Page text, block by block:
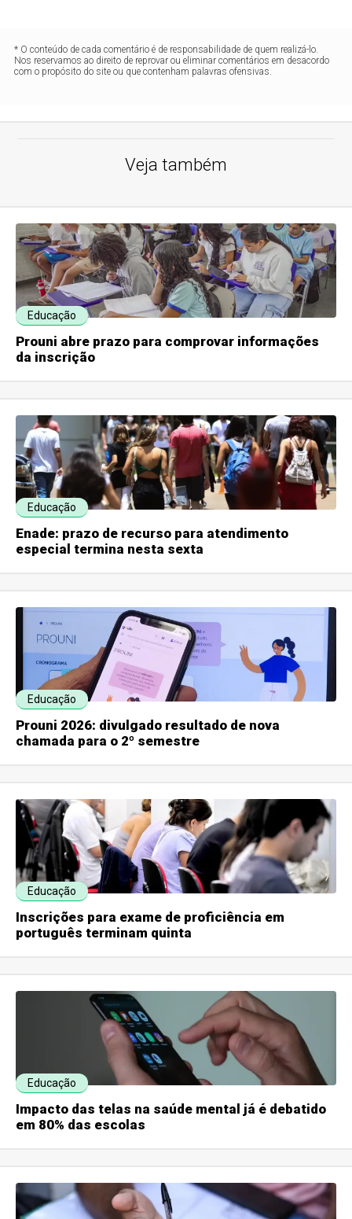
* O conteúdo de cada comentário é de responsabilidade de quem realizá-lo.
Nos reservamos ao direito de reprovar ou eliminar comentários em desacordo
com o propósito do site ou que contenham palavras ofensivas.
Veja também
Educação
Prouni abre prazo para comprovar informações
da inscrição
Educação
Enade: prazo de recurso para atendimento
especial termina nesta sexta
Educação
Prouni 2026: divulgado resultado de nova
chamada para o 2º semestre
Educação
Inscrições para exame de proficiência em
português terminam quinta
Educação
Impacto das telas na saúde mental já é debatido
em 80% das escolas